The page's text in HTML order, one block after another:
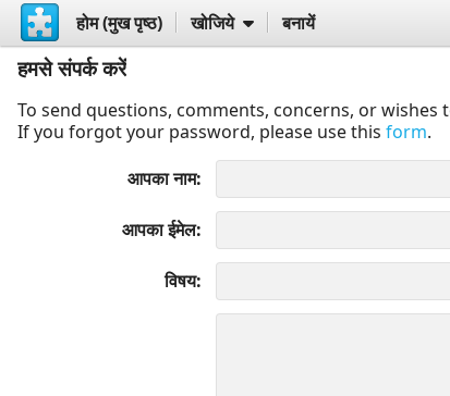
होम (मुख पृष्ठ) खोजिये बनायें
हमसे संपर्क करें
To send questions, comments, concerns, or
If you forgot your password, please use this form.
आपका नाम
आपका ईमेल
विषय